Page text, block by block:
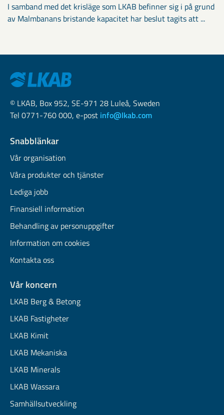
I samband med det krisläge som LKAB befinner sig i på grund
av Malmbanans bristande kapacitet har beslut tagits att ...
© LKAB, Box 952, SE-971 28 Luleå, Sweden
Tel 0771-760 000, e-post info@lkab.com
Snabblänkar
Vår organisation
Våra produkter och tjänster
Lediga jobb
Finansiell information
Behandling av personuppgifter
Information om cookies
Kontakta oss
Vår koncern
LKAB Berg & Betong
LKAB Fastigheter
LKAB Kimit
LKAB Mekaniska
LKAB Minerals
LKAB Wassara
Samhällsutveckling